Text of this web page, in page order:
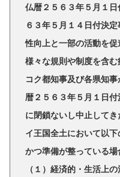
仏暦２５６３年５月１
６３年５月１４日付決
性向上と一部の活動を
様々な規則や制度を含
コク都知事及び各県知
暦２５６３年５月１日
に閉鎖ないし中止して
イ王国全土において以
かつ準備が整っている場
（１）経済的・生活上